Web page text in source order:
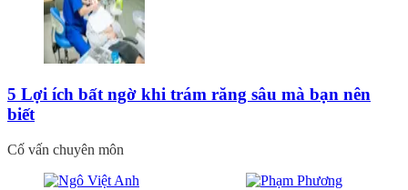
5 Lợi ích bất ngờ khi trám răng sâu mà bạn nên
biết
Cố vấn chuyên môn